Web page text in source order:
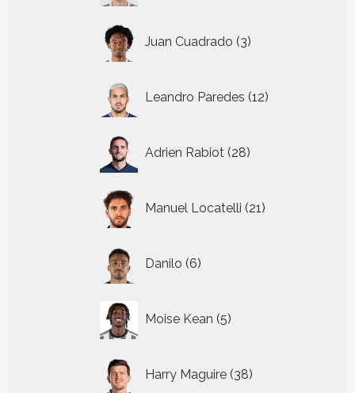
Juan Cuadrado 3
producten
Leandro Paredes 12
producten
Adrien Rabiot 28
producten
Manuel Locatelli 21
producten
Danilo 6
producten
Moise Kean 5
producten
Harry Maguire 38
producten